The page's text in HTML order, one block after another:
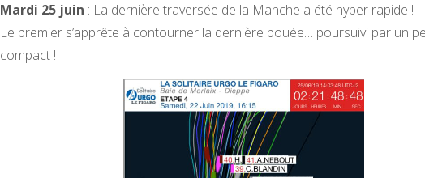
Mardi 25 juin : La dernière traversée de la Manche a été hyper rapide !
Le premier s’apprête à contourner la dernière bouée… poursuivi par un
compact !